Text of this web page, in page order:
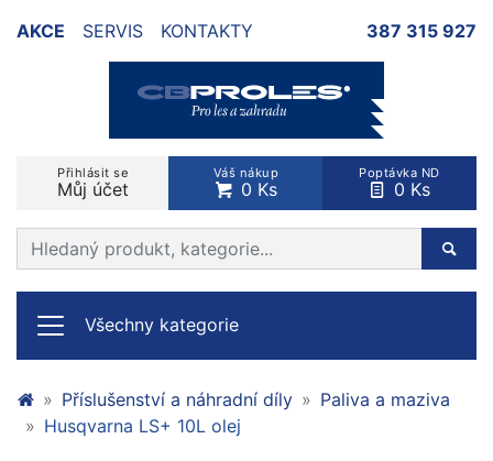
AKCE SERVIS KONTAKTY 387 315 927
Přihlásit se
Můj účet
Váš nákup
0 Ks
Poptávka ND
0 Ks
Prohledat web
Všechny kategorie
Příslušenství a náhradní díly
Paliva a maziva
Husqvarna LS+ 10L olej